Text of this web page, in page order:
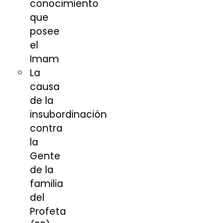
conocimiento
que
posee
el
Imam
La
causa
de la
insubordinación
contra
la
Gente
de la
familia
del
Profeta